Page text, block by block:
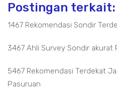
Postingan terkait:
1467 Rekomendasi Sondir
3467 Ahli Survey Sondir akurat
5467 Rekomendasi Terdekat
Pasuruan